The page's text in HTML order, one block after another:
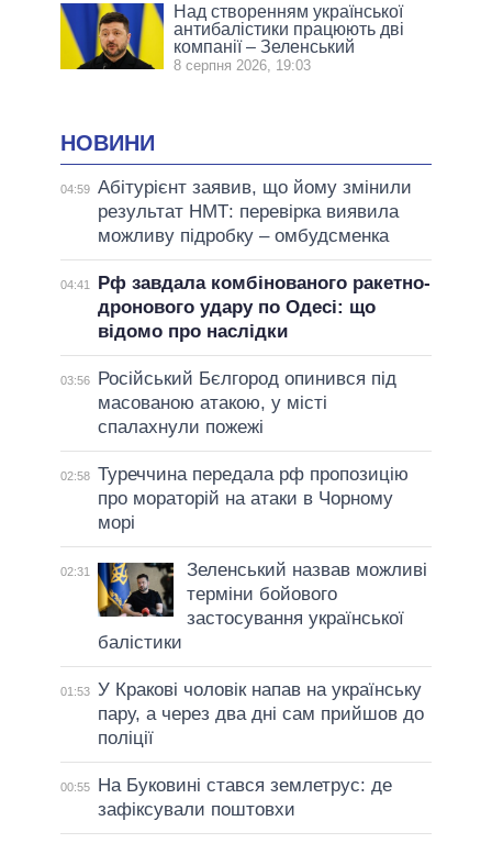
Над створенням української
антибалістики працюють дві
компанії – Зеленський
8 серпня 2026, 19:03
НОВИНИ
04:59 Абітурієнт заявив, що йому змінили
результат НМТ: перевірка виявила
можливу підробку – омбудсменка
04:41
Рф завдала комбінованого ракетно-
дронового удару по Одесі: що
відомо про наслідки
03:56
Російський Бєлгород опинився під
масованою атакою, у місті
спалахнули пожежі
02:58 Туреччина передала рф пропозицію
про мораторій на атаки в Чорному
морі
02:31
Зеленський назвав можливі
терміни бойового
застосування української
балістики
01:53 У Кракові чоловік напав на українську
пару, а через два дні сам прийшов до
поліції
00:55
На Буковині стався землетрус: де
зафіксували поштовхи